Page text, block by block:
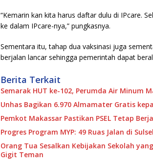
“Kemarin kan kita harus daftar dulu di IPcare.
ke dalam IPcare-nya,” pungkasnya.
Sementara itu, tahap dua vaksinasi juga
berjalan lancar sehingga pemerintah dapat
Berita Terkait
Semarak HUT ke-102, Perumda Air Minum
Unhas Bagikan 6.970 Almamater Gratis
Pemkot Makassar Pastikan PSEL Tetap
Progres Program MYP: 49 Ruas Jalan di
Orang Tua Sesalkan Kebijakan Sekolah
Gigit Teman